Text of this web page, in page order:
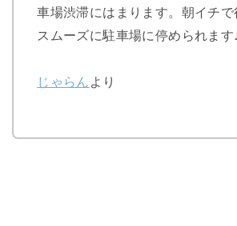
車場渋滞にはまります。朝イチ
スムーズに駐車場に停められます
じゃらん より